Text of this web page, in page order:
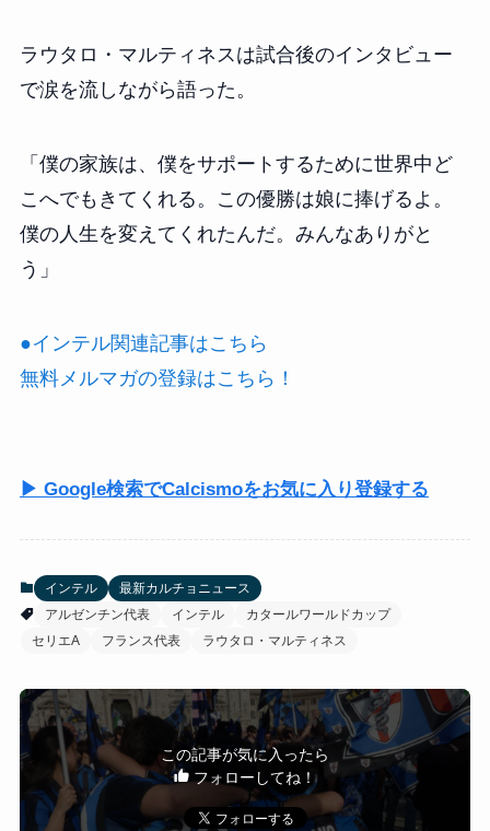
ラウタロ・マルティネスは試合後のインタビュー
で涙を流しながら語った。
「僕の家族は、僕をサポートするために世界中ど
こへでもきてくれる。この優勝は娘に捧げるよ。
僕の人生を変えてくれたんだ。みんなありがと
う」
●インテル関連記事はこちら
無料メルマガの登録はこちら！
▶ Google検索でCalcismoをお気に入り登録する
インテル
最新カルチョニュース
アルゼンチン代表
インテル
カタールワールドカップ
セリエA
フランス代表 ラウタロ・マルティネス
この記事が気に入ったら
フォローしてね！